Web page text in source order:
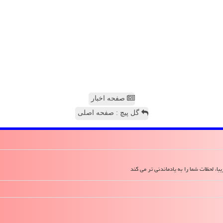
صفحه اخبار
گل پیچ : صفحه اصلی
لحظات شما را به یادماندنی تر می کند